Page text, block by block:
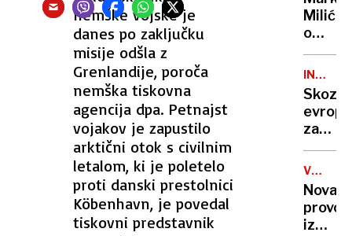
nemške vojske je
danes po zaključku
misije odšla z
Grenlandije, poroča
nemška tiskovna
agencija dpa. Petnajst
vojakov je zapustilo
arktični otok s civilnim
letalom, ki je poletelo
proti danski prestolnici
Köbenhavn, je povedal
tiskovni predstavnik
bombe
NA
JEZIKU
Milić
o
ki ga
je
stala
NBA-
da
sem
to
storil«
EU
Skozi
labirint
brez
države
VOJNA
V
Nova
iz